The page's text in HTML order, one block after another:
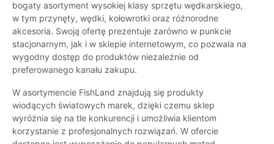
bogaty asortyment wysokiej klasy sprzętu wędkarskiego,
w tym przynęty, wędki, kołowrotki oraz różnorodne
akcesoria. Swoją ofertę prezentuje zarówno w punkcie
stacjonarnym, jak i w sklepie internetowym, co pozwala na
wygodny dostęp do produktów niezależnie od
preferowanego kanału zakupu.
W asortymencie FishLand znajdują się produkty
wiodących światowych marek, dzięki czemu sklep
wyróżnia się na tle konkurencji i umożliwia klientom
korzystanie z profesjonalnych rozwiązań. W ofercie